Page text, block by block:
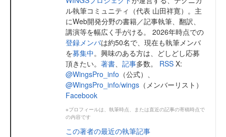
ル執筆コミュニティ（代表 山田祥寛）。主
にWeb開発分野の書籍／記事執筆、翻訳、
講演等を幅広く手がける。 2026年時点での
登録メンバは約50名で、現在も執筆メンバ
を募集中。興味のある方は、どしどし応募
頂きたい。 著書、 記事多数。 RSS X:
@WingsPro_info （公式）、
@WingsPro_info/wings （メンバーリスト）
Facebook
※プロフィールは、執筆時点、または直近の記事の寄稿時点で
の内容です
この著者の最近の執筆記事